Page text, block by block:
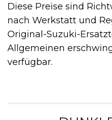
Diese Preise sind
nach Werkstatt und
Original-Suzuki-
Allgemeinen
verfügbar.